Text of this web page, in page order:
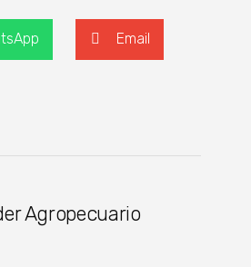
Email
Agropecuario